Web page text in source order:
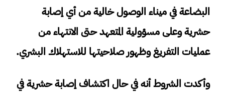
البضاعة في ميناء الوصول خالية من أي إصابة
حشرية وعلى مسؤولية المتعهد حتى الانتهاء من
عمليات التفريغ وظهور صلاحيتها للاستهلاك البشري.
وأكدت الشروط أنه في حال اكتشاف إصابة حشرية في